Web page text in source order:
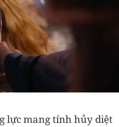
lực mang tính hủy diệt